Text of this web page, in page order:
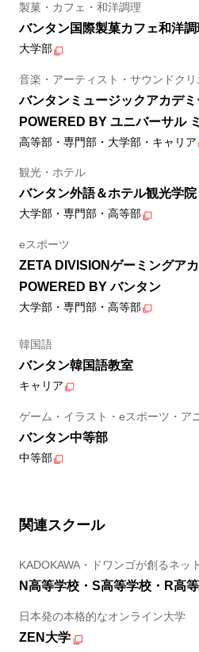
製菓・カフェ・和洋調理
バンタン国際製菓カフェ和洋
大学部
音楽・アーティスト・サウンドクリ
バンタンミュージックアカデミ
POWERED BY ユニバーサル
高等部・専門部・大学部・キャリア
観光・ホテル
バンタン外語＆ホテル観光学院
大学部・専門部・高等部
eスポーツ
ZETA DIVISIONゲーミングア
POWERED BY バンタン
大学部・専門部・高等部
韓国語
バンタン韓国語教室
キャリア
ゲーム・イラスト・eスポーツ・ア
バンタン中等部
中等部
関連スクール
KADOKAWA・ドワンゴが創るネッ
N高等学校・S高等学校・R高
日本発の本格的なオンライン大学
ZEN大学